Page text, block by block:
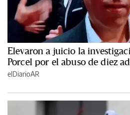
Elevaron a juicio la
Porcel por el abuso de diez
elDiarioAR